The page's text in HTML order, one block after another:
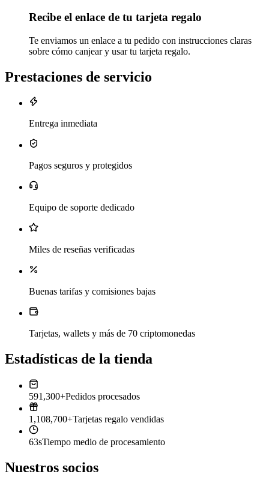
Recibe el enlace de tu tarjeta regalo
Te enviamos un enlace a tu pedido con instrucciones claras
sobre cómo canjear y usar tu tarjeta regalo.
Prestaciones de servicio
Entrega inmediata
Pagos seguros y protegidos
Equipo de soporte dedicado
Miles de reseñas verificadas
Buenas tarifas y comisiones bajas
Tarjetas, wallets y más de 70 criptomonedas
Estadísticas de la tienda
591,300+Pedidos procesados
1,108,700+Tarjetas regalo vendidas
63sTiempo medio de procesamiento
Nuestros socios